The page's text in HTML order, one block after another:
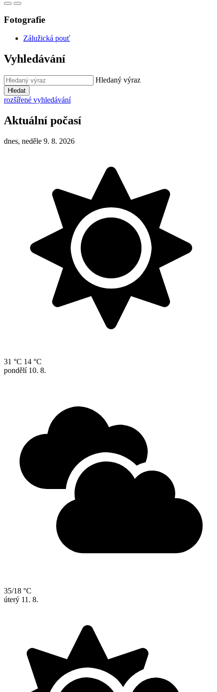
Fotografie
Zálužická pouť
Vyhledávání
Hledaný výraz
Hledat
rozšířené vyhledávání
Aktuální počasí
dnes, neděle 9. 8. 2026
31 °C 14 °C
pondělí 10. 8.
35/18 °C
úterý 11. 8.